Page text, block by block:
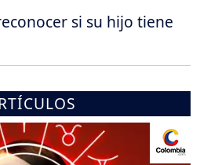
si su hijo tiene